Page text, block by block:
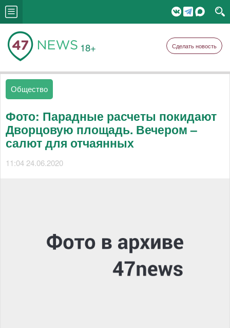
18+ Сделать новость
Общество
Фото: Парадные расчеты покидают
Дворцовую площадь. Вечером –
салют для отчаянных
11:04 24.06.2020